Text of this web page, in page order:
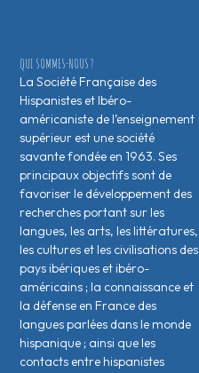
QUI SOMMES-NOUS ?
La Société Française des
Hispanistes et Ibéro-
américaniste de l’enseignement
supérieur est une société
savante fondée en 1963. Ses
principaux objectifs sont de
favoriser le développement des
recherches portant sur les
langues, les arts, les littératures,
les cultures et les civilisations des
pays ibériques et ibéro-
américains ; la connaissance et
la défense en France des
langues parlées dans le monde
hispanique ; ainsi que les
contacts entre hispanistes